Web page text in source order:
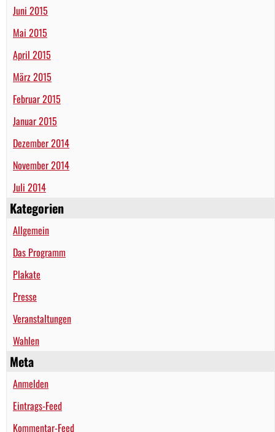
Juni 2015
Mai 2015
April 2015
März 2015
Februar 2015
Januar 2015
Dezember 2014
November 2014
Juli 2014
Kategorien
Allgemein
Das Programm
Plakate
Presse
Veranstaltungen
Wahlen
Meta
Anmelden
Eintrags-Feed
Kommentar-Feed